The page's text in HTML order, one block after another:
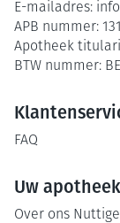
E-mailadres:
APB nummer:
Apotheek
BTW nummer:
FAQ
Uw apotheek
Over ons